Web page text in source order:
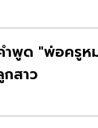
ำพูด "พ่อครูห
สาว